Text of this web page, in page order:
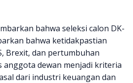
bahwa seleksi calon DK-
bahwa ketidakpastian
Brexit, dan pertumbuhan
dewan menjadi kriteria
dari industri keuangan dan